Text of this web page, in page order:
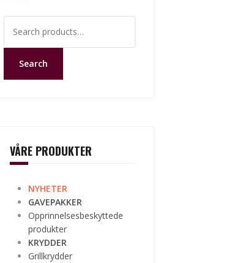
for:
Search
VÅRE PRODUKTER
NYHETER
GAVEPAKKER
Opprinnelsesbeskyttede
produkter
KRYDDER
Grillkrydder